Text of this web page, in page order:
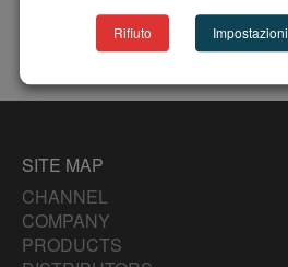
SITE MAP
CHANNEL
COMPANY
PRODUCTS
Rifiuto Impostazioni